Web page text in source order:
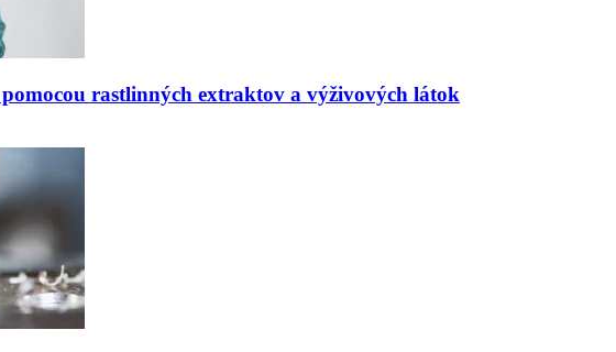
rastlinných extraktov a výživových látok